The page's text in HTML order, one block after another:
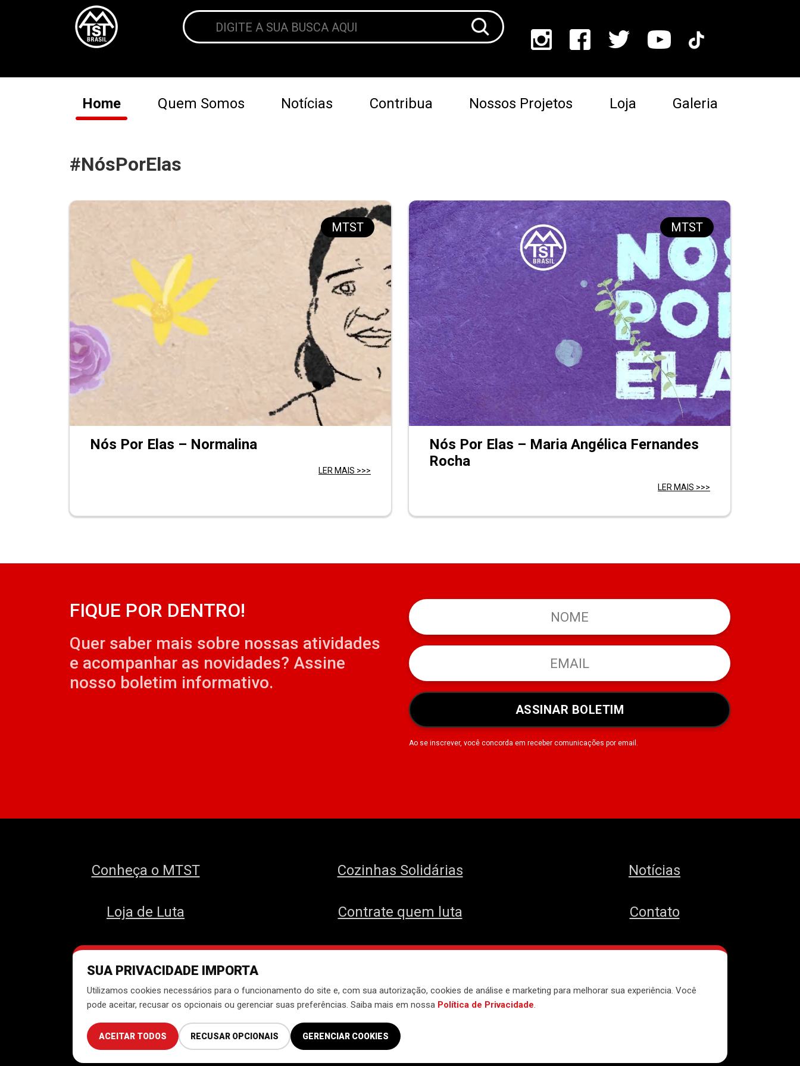
Home Quem Somos Notícias Contribua Nossos Projetos Loja Galeria
#NósPorElas
MTST
Nós Por Elas – Normalina
LER MAIS >>>
MTST
Nós Por Elas – Maria Angélica Fernandes
Rocha
LER MAIS >>>
SUA PRIVACIDADE IMPORTA
Utilizamos cookies necessários para o funcionamento do site e, com sua autorização, cookies de análise e marketing para melhorar sua experiência. Você
pode aceitar, recusar os opcionais ou gerenciar suas preferências. Saiba mais em nossa Política de Privacidade.
ACEITAR TODOS RECUSAR OPCIONAIS GERENCIAR COOKIES
FIQUE POR DENTRO!
Quer saber mais sobre nossas atividades
e acompanhar as novidades? Assine
nosso boletim informativo.
ASSINAR BOLETIM
Ao se inscrever, você concorda em receber comunicações por email.
Conheça o MTST
Loja de Luta
Cozinhas Solidárias
Contrate quem luta
Notícias
Contato
Desenvolvido pelo
Política de Privacidade